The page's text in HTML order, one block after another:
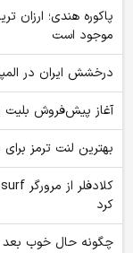
پاکوره هندی؛ ارزان
موجود است
درخشش ایران در
آغاز پیش‌فروش بلیت
بهترین لنت ترمز
کرد
چگونه حال خوب بعد